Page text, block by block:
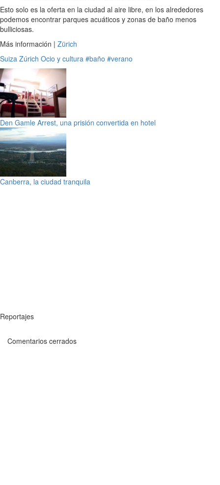
Esto solo es la oferta en la ciudad al aire libre, en los alrededores
podemos encontrar parques acuáticos y zonas de baño menos
bulliciosas.
Más información | Zürich
Suiza Zúrich Ocio y cultura #baño #verano
Den Gamle Arrest, una prisión convertida en hotel
Canberra, la ciudad tranquila
Reportajes
Comentarios cerrados